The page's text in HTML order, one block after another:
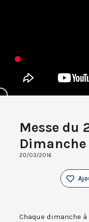
Messe du
20/03/2016
Chaque dimanche